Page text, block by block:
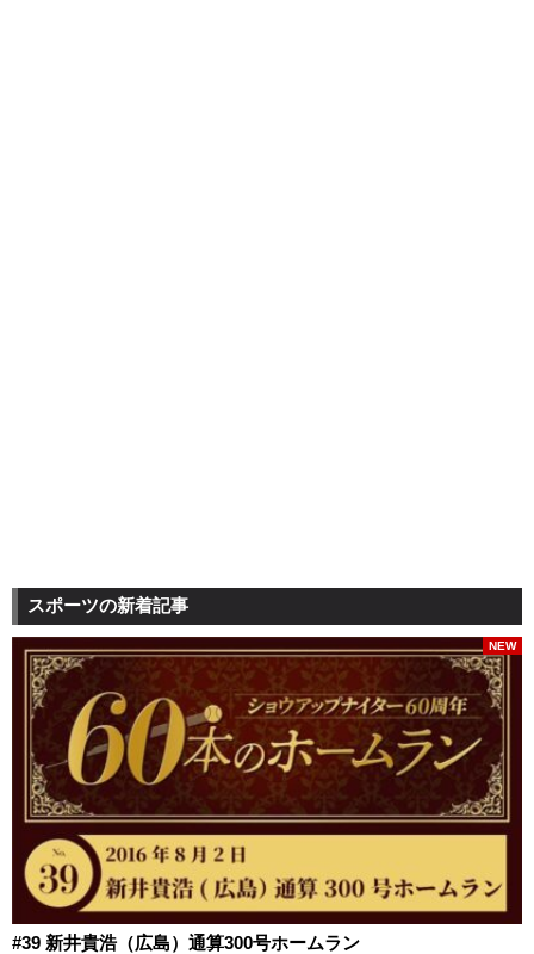
スポーツの新着記事
#39 新井貴浩（広島）通算300号ホームラン
NEW